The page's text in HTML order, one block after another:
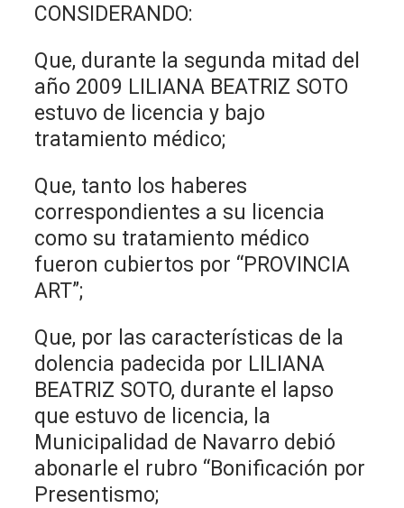
CONSIDERANDO:
Que, durante la segunda mitad del
año 2009 LILIANA BEATRIZ SOTO
estuvo de licencia y bajo
tratamiento médico;
Que, tanto los haberes
correspondientes a su licencia
como su tratamiento médico
fueron cubiertos por “PROVINCIA
ART”;
Que, por las características de la
dolencia padecida por LILIANA
BEATRIZ SOTO, durante el lapso
que estuvo de licencia, la
Municipalidad de Navarro debió
abonarle el rubro “Bonificación por
Presentismo;